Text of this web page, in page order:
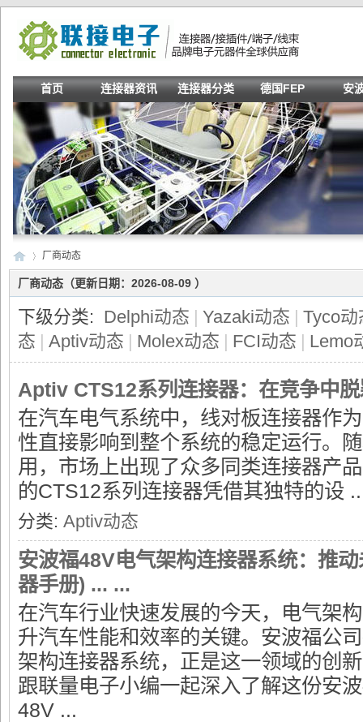
首页 连接器资讯 连接器分类 德国FEP 安
量
电
›
厂商动态
厂商动态（更新日期：2026-08-09 ）
下级分类: Delphi动态 | Yazaki动态 | Tyco动
态 | Aptiv动态 | Molex动态 | FCI动态 | Lemo
Aptiv CTS12系列连接器：在竞争中
在汽车电气系统中，线对板连接器作
性直接影响到整个系统的稳定运行。
用，市场上出现了众多同类连接器产
的CTS12系列连接器凭借其独特的设
分类: Aptiv动态
安波福48V电气架构连接器系统：推
器手册) ... ...
在汽车行业快速发展的今天，电气架
升汽车性能和效率的关键。安波福公
架构连接器系统，正是这一领域的创
跟联量电子小编一起深入了解这份安
48V ...